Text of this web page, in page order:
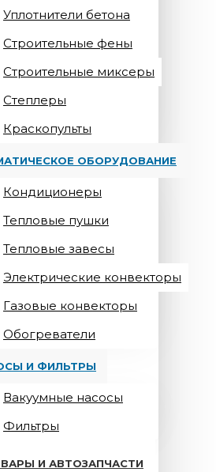
Уплотнители бетона
Строительные фены
Строительные миксеры
Степлеры
Краскопульты
ОБОРУДОВАНИЕ
Кондиционеры
Teпловые пушки
Тепловые завесы
Электрические конвекторы
Газовые конвекторы
Обогреватели
И ФИЛЬТРЫ
Вакуумные насосы
Фильтры
И АВТОЗАПЧАСТИ